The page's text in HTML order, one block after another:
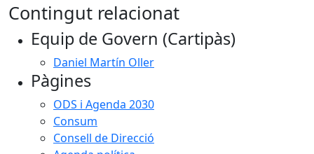
Contingut relacionat
Equip de Govern (Cartipàs)
Daniel Martín Oller
Pàgines
ODS i Agenda 2030
Consum
Consell de Direcció